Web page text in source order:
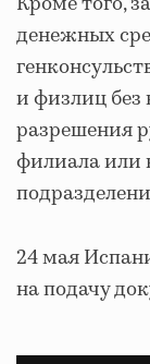
денежных
и физлиц без
разрешения
филиала или
24 мая
на подачу